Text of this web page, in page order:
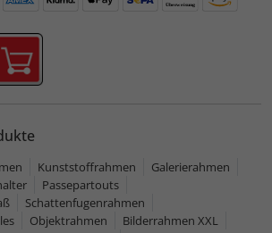
Kunststoffrahmen
Galerierahmen
Passepartouts
Schattenfugenrahmen
Objektrahmen
Bilderrahmen XXL